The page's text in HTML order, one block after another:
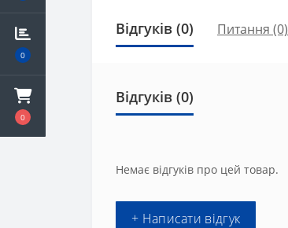
0
0
Відгуків (0) Питання (0)
Відгуків (0)
Немає відгуків про цей товар.
+ Написати відгук